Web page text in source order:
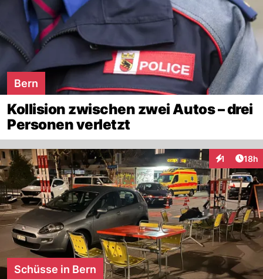
Bern
Kollision zwischen zwei Autos – drei
Personen verletzt
1 18h
Schüsse in Bern